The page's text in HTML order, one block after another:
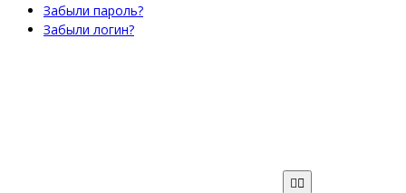
Забыли пароль?
Забыли логин?